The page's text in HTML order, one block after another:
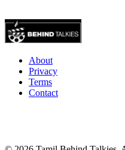
About
Privacy
Terms
Contact